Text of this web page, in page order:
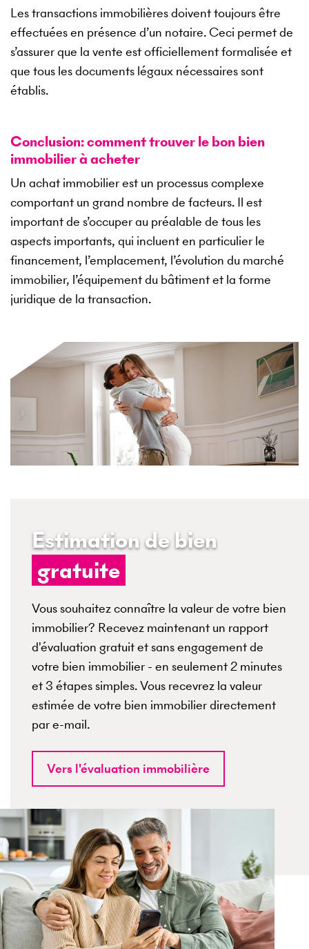
Les transactions immobilières doivent toujours être
effectuées en présence d’un notaire. Ceci permet de
s’assurer que la vente est officiellement formalisée et
que tous les documents légaux nécessaires sont
établis.
Conclusion: comment trouver le bon bien
immobilier à acheter
Un achat immobilier est un processus complexe
comportant un grand nombre de facteurs. Il est
important de s’occuper au préalable de tous les
aspects importants, qui incluent en particulier le
financement, l’emplacement, l’évolution du marché
immobilier, l’équipement du bâtiment et la forme
juridique de la transaction.
Estimation de bien
gratuite
Vous souhaitez connaître la valeur de votre bien
immobilier? Recevez maintenant un rapport
d'évaluation gratuit et sans engagement de
votre bien immobilier - en seulement 2 minutes
et 3 étapes simples. Vous recevrez la valeur
estimée de votre bien immobilier directement
par e-mail.
Vers l'évaluation immobilière